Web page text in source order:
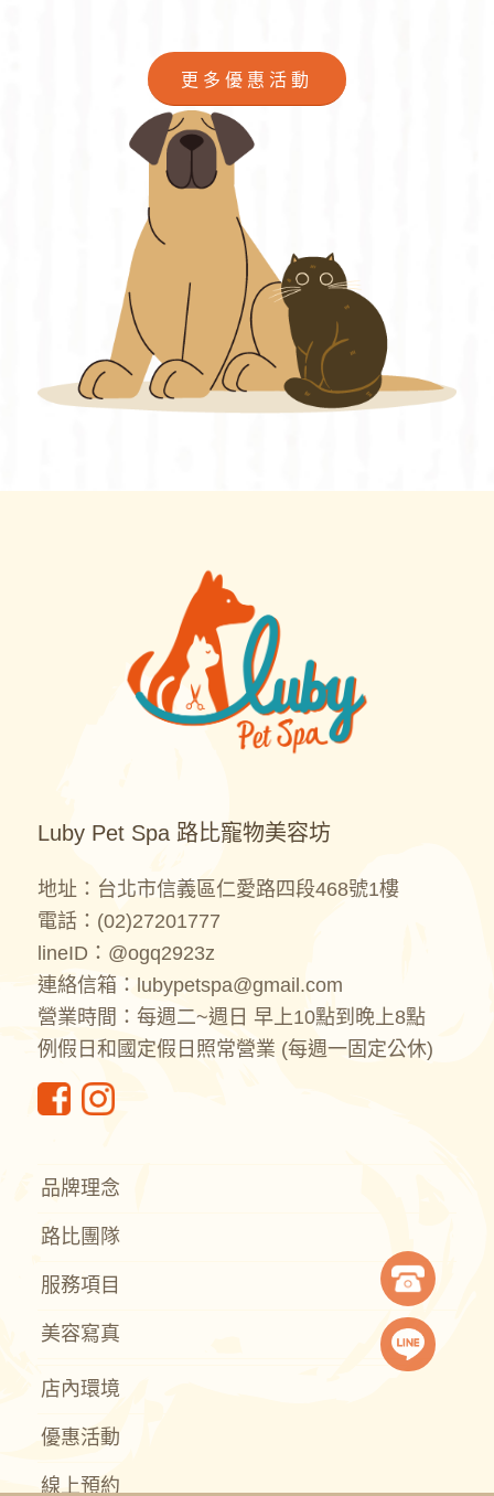
更多優惠活動
Luby Pet Spa 路比寵物美容坊
地址：台北市信義區仁愛路四段468號1樓
電話： (02)27201777
lineID： @ogq2923z
連絡信箱： lubypetspa@gmail.com
營業時間：每週二~週日 早上10點到晚上8點
例假日和國定假日照常營業 (每週一固定公休)
品牌理念
路比團隊
服務項目
美容寫真
店內環境
優惠活動
線上預約